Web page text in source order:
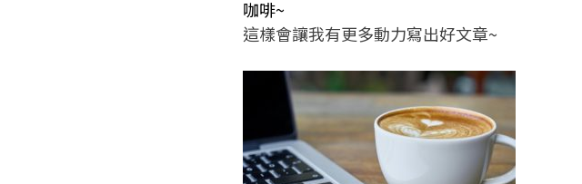
咖啡~
這樣會讓我有更多動力寫出好文章~